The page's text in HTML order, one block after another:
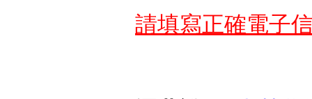
請填寫正確電子